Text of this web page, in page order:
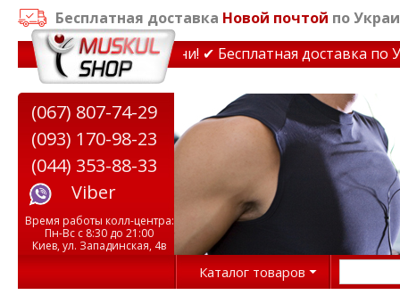
Бесплатная доставка Новой почтой по
до 15% Звони! ✔ Бесплатная доставка по
(067) 807-74-29
(093) 170-98-23
(044) 353-88-33
Viber
Время работы колл-центра:
Пн-Вс с 8:30 до 21:00
Киев, ул. Западинская, 4в
Каталог товаров